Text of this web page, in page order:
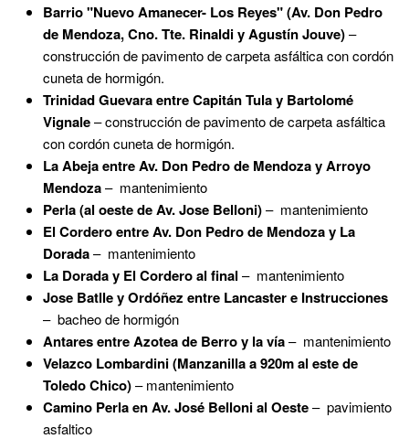
Barrio "Nuevo Amanecer- Los Reyes" (Av. Don Pedro
de Mendoza, Cno. Tte. Rinaldi y Agustín Jouve)–
construcción de pavimento de carpeta asfáltica con cordón
cuneta de hormigón.
Trinidad Guevara entre Capitán Tula y Bartolomé
Vignale– construcción de pavimento de carpeta asfáltica
con cordón cuneta de hormigón.
La Abeja entre Av. Don Pedro de Mendoza y Arroyo
Mendoza– mantenimiento
Perla (al oeste de Av. Jose Belloni)– mantenimiento
El Cordero entre Av. Don Pedro de Mendoza y La
Dorada– mantenimiento
La Dorada y El Cordero al final – mantenimiento
Jose Batlle y Ordóñez entre Lancaster e Instrucciones
– bacheo de hormigón
Antares entre Azotea de Berro y la vía– mantenimiento
Velazco Lombardini (Manzanilla a 920m al este de
Toledo Chico)– mantenimiento
Camino Perla en Av. José Belloni al Oeste– pavimiento
asfaltico